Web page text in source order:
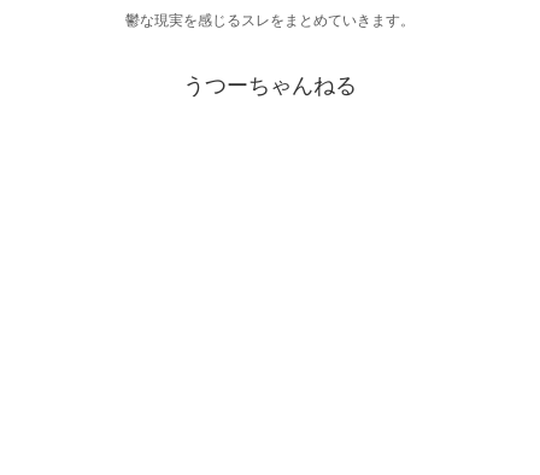
鬱な現実を感じるスレをまとめていきます。
うつーちゃんねる